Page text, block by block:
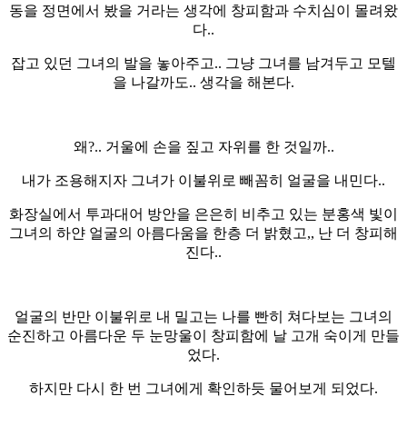
동을 정면에서 봤을 거라는 생각에 창피함과 수치심이 몰려왔
다..
잡고 있던 그녀의 발을 놓아주고.. 그냥 그녀를 남겨두고 모텔
을 나갈까도.. 생각을 해본다.
왜?.. 거울에 손을 짚고 자위를 한 것일까..
내가 조용해지자 그녀가 이불위로 빼꼼히 얼굴을 내민다..
화장실에서 투과대어 방안을 은은히 비추고 있는 분홍색 빛이
그녀의 하얀 얼굴의 아름다움을 한층 더 밝혔고,, 난 더 창피해
진다..
얼굴의 반만 이불위로 내 밀고는 나를 빤히 쳐다보는 그녀의
순진하고 아름다운 두 눈망울이 창피함에 날 고개 숙이게 만들
었다.
하지만 다시 한 번 그녀에게 확인하듯 물어보게 되었다.